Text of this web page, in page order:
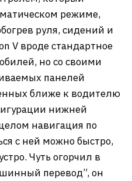
режиме,
руля, сидений и
V вроде стандартное
но со своими
панелей
ближе к водителю
нижней
навигация по
с ней можно быстро,
Чуть огорчил в
перевод”, он